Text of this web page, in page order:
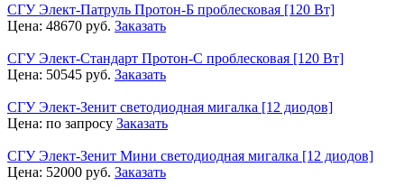
СГУ Элект-Патруль Протон-Б проблесковая [120 Вт]
Цена: 48670 руб. Заказать
СГУ Элект-Стандарт Протон-С проблесковая [120 Вт]
Цена: 50545 руб. Заказать
СГУ Элект-Зенит светодиодная мигалка [12 диодов]
Цена: по запросу Заказать
СГУ Элект-Зенит Мини светодиодная мигалка [12 диодов]
Цена: 52000 руб. Заказать